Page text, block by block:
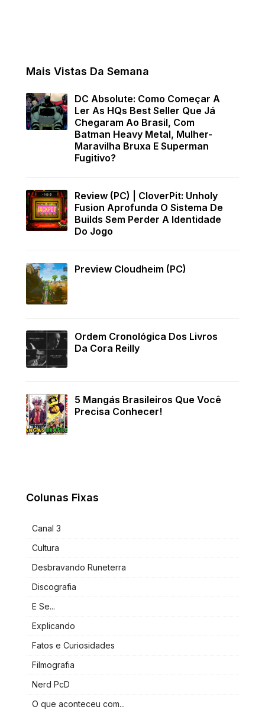
Mais Vistas Da Semana
DC Absolute: Como Começar A
Ler As HQs Best Seller Que Já
Chegaram Ao Brasil, Com
Batman Heavy Metal, Mulher-
Maravilha Bruxa E Superman
Fugitivo?
Review (PC) | CloverPit: Unholy
Fusion Aprofunda O Sistema De
Builds Sem Perder A Identidade
Do Jogo
Preview Cloudheim (PC)
Ordem Cronológica Dos Livros
Da Cora Reilly
5 Mangás Brasileiros Que Você
Precisa Conhecer!
Colunas Fixas
Canal 3
Cultura
Desbravando Runeterra
Discografia
E Se...
Explicando
Fatos e Curiosidades
Filmografia
Nerd PcD
O que aconteceu com...